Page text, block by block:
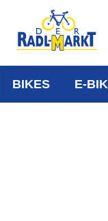
BIKES E-